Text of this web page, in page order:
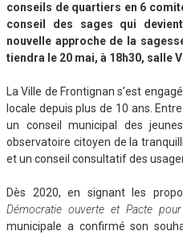
conseils de quartiers en 6
conseil des sages qui
nouvelle approche de la
tiendra le 20 mai, à 18h30, salle
La Ville de Frontignan s’est
locale depuis plus de 10 ans.
un conseil municipal des
observatoire citoyen de la
et un conseil consultatif des
Dès 2020, en signant les
Démocratie ouverte et Pacte
municipale a confirmé son